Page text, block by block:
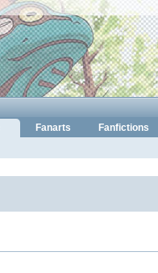
Fanarts
Fanfictions